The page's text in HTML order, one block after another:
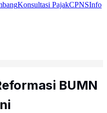
Konsultasi PajakCPNSInfo
BUMN